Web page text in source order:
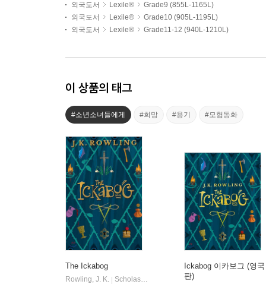
외국도서
Lexile®
Grade9 (855L-1165L)
외국도서
Lexile®
Grade10 (905L-1195L)
외국도서
Lexile® Grade11-12 (940L-1210L)
이 상품의 태그
#소년소녀들에게 #희망 #용기 #모험동화
The Ickabog
Rowling, J. K.
Scholastic Inc.
Ickabog 이카보그 (영국
판)